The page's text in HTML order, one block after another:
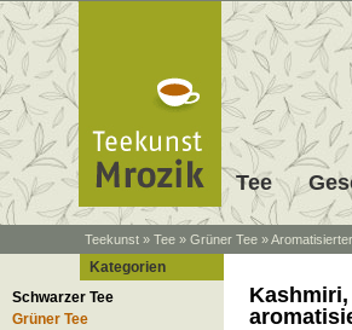
Tee
Teekunst » Tee » Grüner Tee »
Kategorien
Schwarzer Tee
Grüner Tee